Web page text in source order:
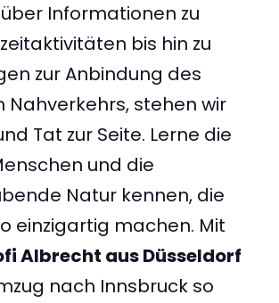
Informationen zu
bis hin zu
zur Anbindung des
Nahverkehrs, stehen wir
Tat zur Seite. Lerne die
und die
Natur kennen, die
einzigartig machen. Mit
Albrecht aus Düsseldorf
nach Innsbruck so